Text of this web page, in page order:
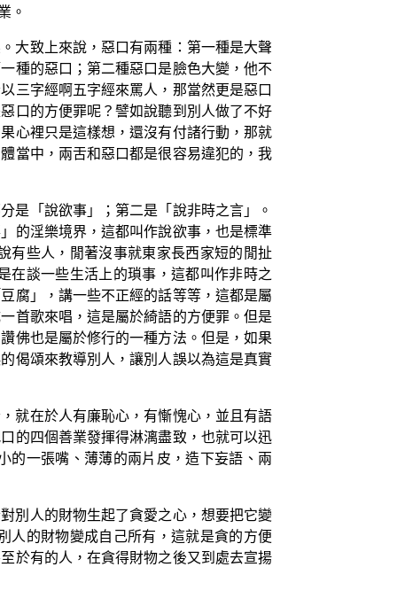
。
大致上來說，惡口有兩種：第一種是大聲
種的惡口；第二種惡口是臉色大變，他不
三字經啊五字經來罵人，那當然更是惡口
口的方便罪呢？譬如說聽到別人做了不好
心裡只是這樣想，還沒有付諸行動，那就
當中，兩舌和惡口都是很容易違犯的，我
是「說欲事」；第二是「說非時之言」。
的淫樂境界，這都叫作說欲事，也是標準
有些人，閒著沒事就東家長西家短的閒扯
在談一些生活上的瑣事，這都叫作非時之
腐」，講一些不正經的話等等，這都是屬
首歌來唱，這是屬於綺語的方便罪。但是
佛也是屬於修行的一種方法。但是，如果
偈頌來教導別人，讓別人誤以為這是真實
就在於人有廉恥心，有慚愧心，並且有語
的四個善業發揮得淋漓盡致，也就可以迅
的一張嘴、薄薄的兩片皮，造下妄語、兩
別人的財物生起了貪愛之心，想要把它變
人的財物變成自己所有，這就是貪的方便
於有的人，在貪得財物之後又到處去宣揚